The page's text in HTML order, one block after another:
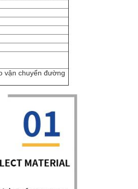
vận chuyển đường